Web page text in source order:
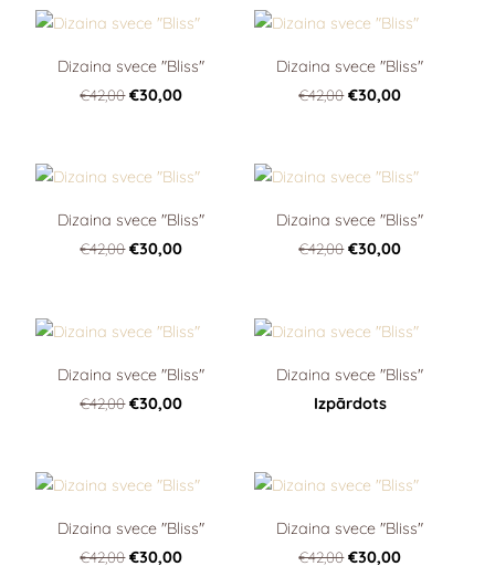
Dizaina svece "Bliss"
€42,00 €30,00
Dizaina svece "Bliss"
€42,00 €30,00
Dizaina svece "Bliss"
€42,00 €30,00
Dizaina svece "Bliss"
€42,00 €30,00
Dizaina svece "Bliss"
€42,00 €30,00
Dizaina svece "Bliss"
Izpārdots
Dizaina svece "Bliss"
€42,00 €30,00
Dizaina svece "Bliss"
€42,00 €30,00